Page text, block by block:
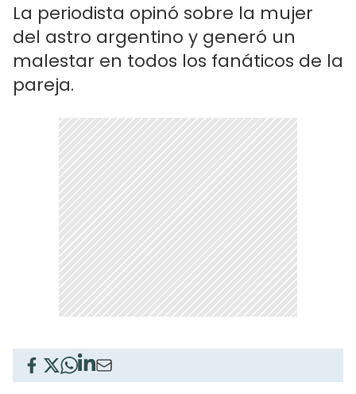
La periodista opinó sobre la mujer
del astro argentino y generó un
malestar en todos los fanáticos de la
pareja.